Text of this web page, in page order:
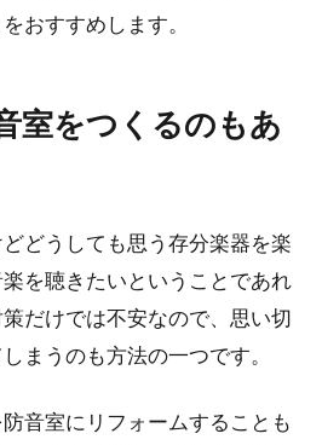
おすすめします。
室をつくるのもあ
どうしても思う存分楽器を楽
を聴きたいということであれ
だけでは不安なので、思い切
まうのも方法の一つです。
音室にリフォームすることも